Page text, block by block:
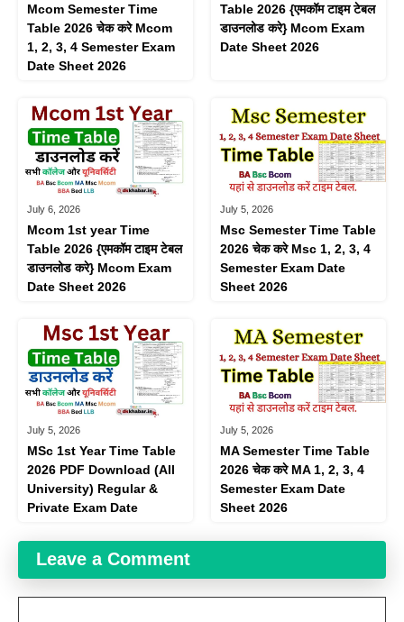
Mcom Semester Time
Table 2026 चेक करे Mcom
1, 2, 3, 4 Semester Exam
Date Sheet 2026
Table 2026 {एमकॉम टाइम टेबल
डाउनलोड करे} Mcom Exam
Date Sheet 2026
July 6, 2026
Mcom 1st year Time
Table 2026 {एमकॉम टाइम टेबल
डाउनलोड करे} Mcom Exam
Date Sheet 2026
July 5, 2026
Msc Semester Time Table
2026 चेक करे Msc 1, 2, 3, 4
Semester Exam Date
Sheet 2026
July 5, 2026
MSc 1st Year Time Table
2026 PDF Download (All
University) Regular &
Private Exam Date
July 5, 2026
MA Semester Time Table
2026 चेक करे MA 1, 2, 3, 4
Semester Exam Date
Sheet 2026
Leave a Comment